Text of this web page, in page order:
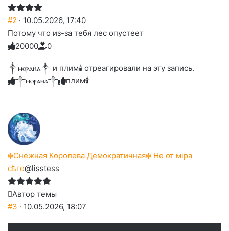
#2 · 10.05.2026, 17:40
Потому что из-за тебя лес опустеет
Голосуйте
вверх.
2
Нажмите
реакцию:
улыбаюсь
0
Нажмите
реакцию:
смеюсь
до
0
Нажмите
реакцию:
печаль
0
Нажмите
реакцию:
плачу
0
Нажмите
благодарю
0
༒ⲙⲟⲣⲁⲏⲁ༒ и плим🕯️ отреагировали на эту запись.
༒ⲙⲟⲣⲁⲏⲁ༒
плим🕯️
❄️Снежная Королева Демократичная❄️ Не от мiра
сѣго@lisstess
Автор темы
#3 · 10.05.2026, 18:07